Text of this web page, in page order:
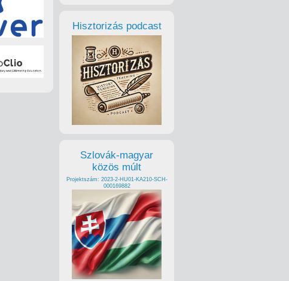
Hisztorizás podcast
Szlovák-magyar
közös múlt
Projektszám: 2023-2-HU01-KA210-SCH-
000169882